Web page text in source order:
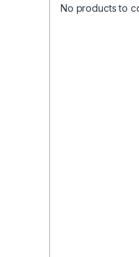
No products to